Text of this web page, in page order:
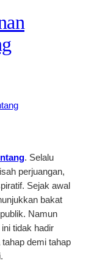
. Selalu
perjuangan,
Sejak awal
bakat
Namun
tidak hadir
demi tahap